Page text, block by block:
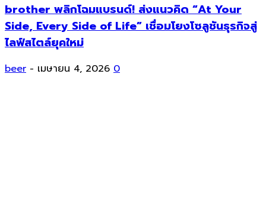
brother พลิกโฉมแบรนด์! ส่งแนวคิด “At Your
Side, Every Side of Life” เชื่อมโยงโซลูชันธุรกิจสู่
ไลฟ์สไตล์ยุคใหม่
beer - เมษายน 4, 2026 0